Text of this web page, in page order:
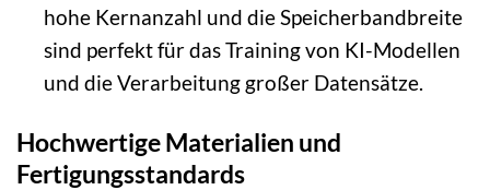
hohe Kernanzahl und die Speicherbandbreite
sind perfekt für das Training von KI-Modellen
und die Verarbeitung großer Datensätze.
Hochwertige Materialien und
Fertigungsstandards